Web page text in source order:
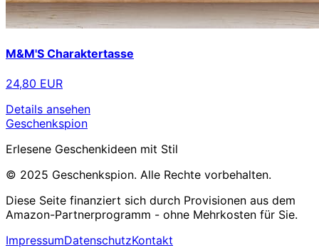
M&M'S Charaktertasse
24,80 EUR
Details ansehen
Geschenkspion
Erlesene Geschenkideen mit Stil
© 2025 Geschenkspion. Alle Rechte vorbehalten.
Diese Seite finanziert sich durch Provisionen aus dem
Amazon-Partnerprogramm - ohne Mehrkosten für Sie.
ImpressumDatenschutzKontakt